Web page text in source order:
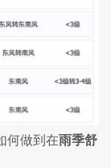
何做到在雨季舒